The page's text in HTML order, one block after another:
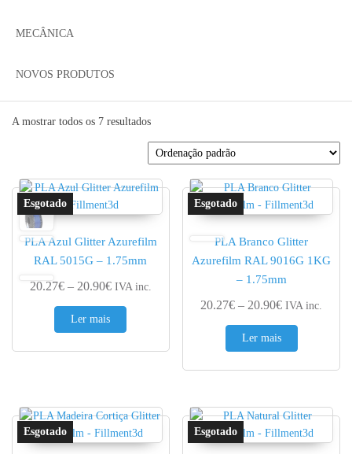
MECÂNICA
NOVOS PRODUTOS
A mostrar todos os 7 resultados
PLA Azul Glitter Azurefilm
RAL 5015G – 1.75mm
20.27€ – 20.90€Price range: 20.27€ through 20.90€
IVA inc.
Ler mais
PLA Branco Glitter
Azurefilm RAL 9016G 1KG
– 1.75mm
20.27€ – 20.90€Price range:
IVA inc.
Ler mais